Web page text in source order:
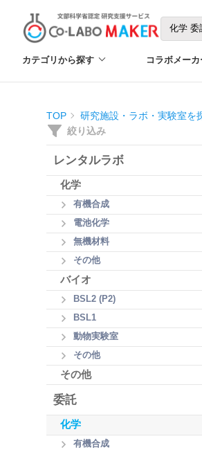
カテゴリから探す コラボメー
TOP 研究施設・ラボ・実験室を
絞り込み
レンタルラボ
化学
有機合成
電池化学
無機材料
その他
バイオ
BSL2 (P2)
BSL1
動物実験室
その他
その他
委託
化学
有機合成